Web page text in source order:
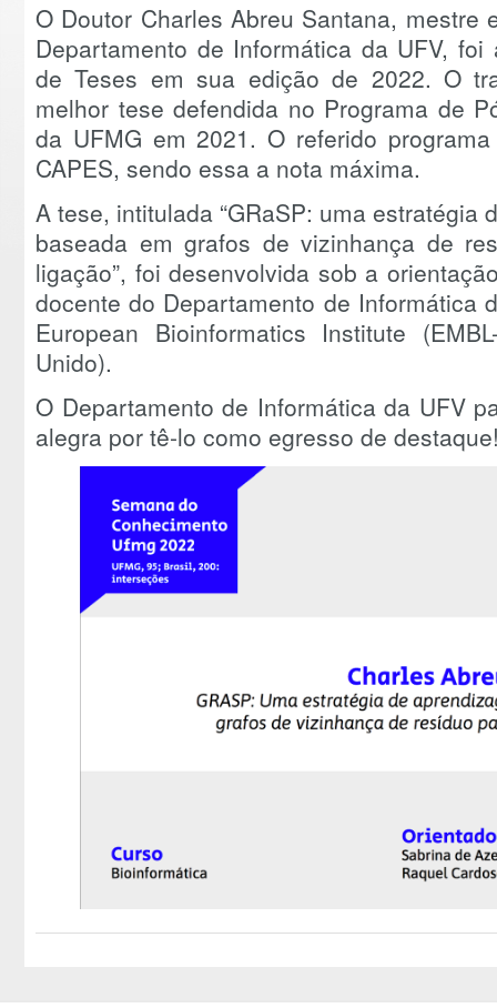
O Doutor Charles Abreu Santana, mestre
Departamento de Informática da UFV,
de Teses em sua edição de 2022. O
melhor tese defendida no Programa de
da UFMG em 2021. O referido
CAPES, sendo essa a nota máxima.
A tese, intitulada “GRaSP: uma
baseada em grafos de vizinhança de
ligação”, foi desenvolvida sob a
docente do Departamento de Informática
European Bioinformatics Institute
Unido).
O Departamento de Informática da UFV
alegra por tê-lo como egresso de